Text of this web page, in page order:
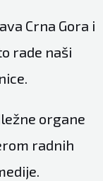
Crna Gora i
rade naši
organe
radnih